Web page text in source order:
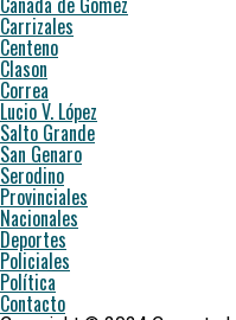
Carrizales
Centeno
Clason
Correa
Lucio V. López
Salto Grande
San Genaro
Serodino
Provinciales
Nacionales
Deportes
Policiales
Política
Contacto